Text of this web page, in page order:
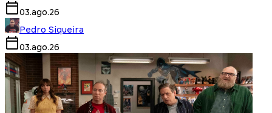
03.ago.26
Pedro Siqueira
03.ago.26